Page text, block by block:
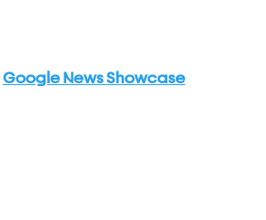
Google News Showcase